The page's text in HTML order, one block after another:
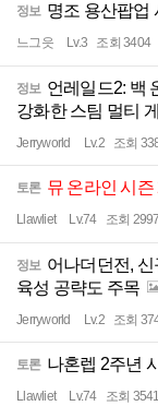
정보 명조 용산팝업
느그읏 Lv.3 조회 3404
정보 언레일드2: 백
강화한 스팀 멀티
Jerryworld Lv.2 조회
토론 뮤 온라인 시
Llawliet Lv.74 조회 2997
정보 어나더던전,
육성 공략도 주목
Jerryworld Lv.2 조회
토론 나혼렙 2주년
Llawliet Lv.74 조회 3541